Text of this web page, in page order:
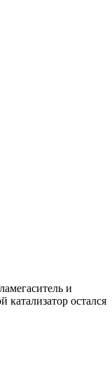
и
катализатор остался